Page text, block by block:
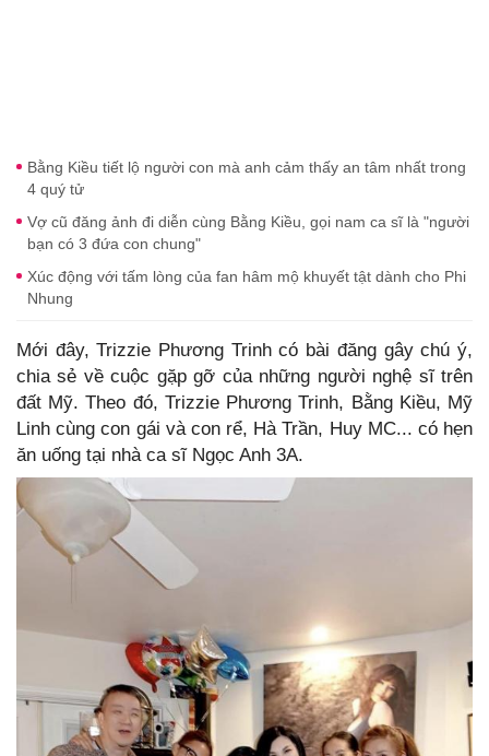
Bằng Kiều tiết lộ người con mà anh cảm thấy an tâm nhất trong
4 quý tử
Vợ cũ đăng ảnh đi diễn cùng Bằng Kiều, gọi nam ca sĩ là "người
bạn có 3 đứa con chung"
Xúc động với tấm lòng của fan hâm mộ khuyết tật dành cho Phi
Nhung
Mới đây, Trizzie Phương Trinh có bài đăng gây chú ý,
chia sẻ về cuộc gặp gỡ của những người nghệ sĩ trên
đất Mỹ. Theo đó, Trizzie Phương Trinh, Bằng Kiều, Mỹ
Linh cùng con gái và con rể, Hà Trần, Huy MC... có hẹn
ăn uống tại nhà ca sĩ Ngọc Anh 3A.